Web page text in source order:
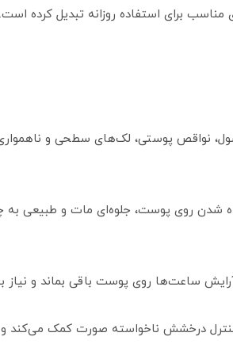
برای استفاده روزانه تبدیل کرده
نواقص پوستی، لک‌های سطحی و
شدن روی پوست، جلوه‌ای مات و طبیعی به
ساعت‌ها روی پوست باقی بماند و
درخشش ناخواسته صورت کمک می‌کند و